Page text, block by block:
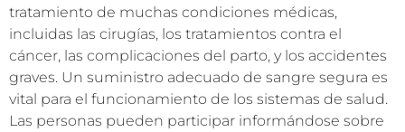
tratamiento de muchas condiciones médicas,
incluidas las cirugías, los tratamientos contra el
cáncer, las complicaciones del parto, y los accidentes
graves. Un suministro adecuado de sangre segura es
vital para el funcionamiento de los sistemas de salud.
Las personas pueden participar informándose sobre